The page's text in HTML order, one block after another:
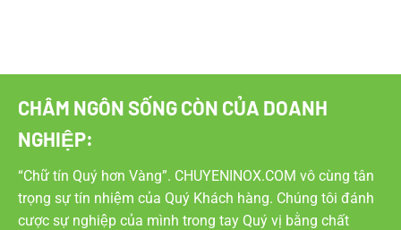
CHÂM NGÔN SỐNG CÒN CỦA DOANH
NGHIỆP:
“Chữ tín Quý hơn Vàng”. CHUYENINOX.COM vô cùng tân
trọng sự tín nhiệm của Quý Khách hàng. Chúng tôi đánh
cược sự nghiệp của mình trong tay Quý vị bằng chất